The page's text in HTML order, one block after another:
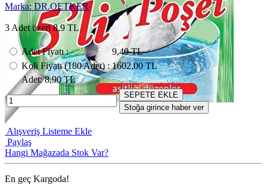
Marka: DR.OETKER
3 Adet üzeri 8,9 TL
Adet Fiyatı:
9,40 TL
Koli Fiyatı(180Adet) : 1602,00 TL
Adet: 8,90 TL
SEPETE EKLE
Stoğa girince haber ver
Alışveriş Listeme Ekle
Paylaş
Hangi Mağazada Stok Var?
En geç Kargoda!